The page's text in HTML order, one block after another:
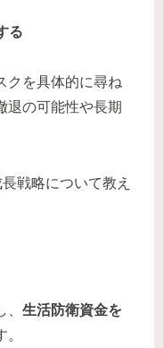
る
クを具体的に尋ね
退の可能性や長期
戦略について教え
生活防衛資金を